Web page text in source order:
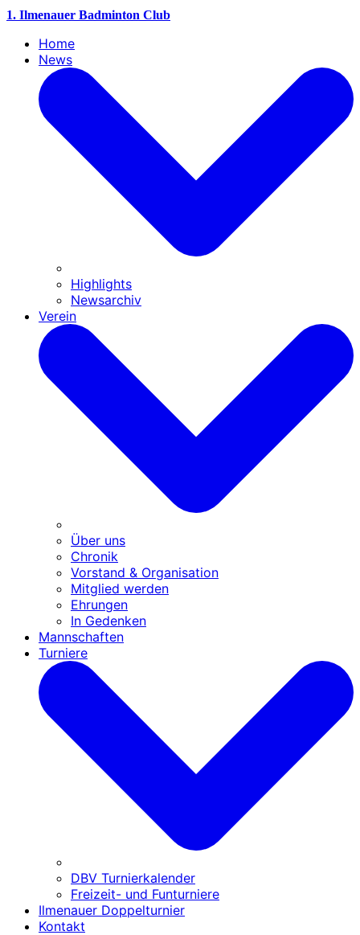
1. Ilmenauer Badminton Club
Home
News
Highlights
Newsarchiv
Verein
Über uns
Chronik
Vorstand & Organisation
Mitglied werden
Ehrungen
In Gedenken
Mannschaften
Turniere
DBV Turnierkalender
Freizeit- und Funturniere
Ilmenauer Doppelturnier
Kontakt